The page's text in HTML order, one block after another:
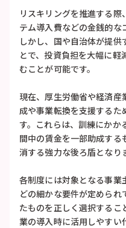
リスキリングを推進する
テム導入費などの金銭的な
しかし、国や自治体が提
とで、投資負担を大幅に
むことが可能です。
現在、厚生労働省や経済
成や事業転換を支援するた
す。これらは、訓練にかか
間中の賃金を一部助成す
消する強力な後ろ盾となり
各制度には対象となる事業
どの細かな要件が定めら
たものを正しく選択する
業の導入時に活用しやすい